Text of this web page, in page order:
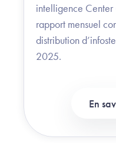
intelligence Center
rapport mensuel
distribution
2025.
En